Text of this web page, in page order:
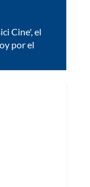
Cine', el
por el